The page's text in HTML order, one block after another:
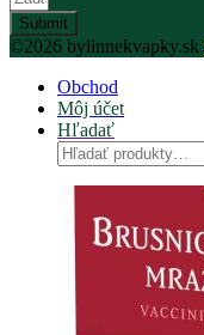
Submit
©2026 bylinnekvapky.sk
Obchod
Môj účet
Hľadať
Hľadať: